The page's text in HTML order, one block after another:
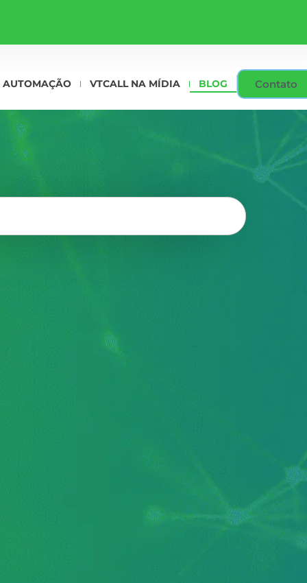
AUTOMAÇÃO VTCALL NA MÍDIA BLOG Contato